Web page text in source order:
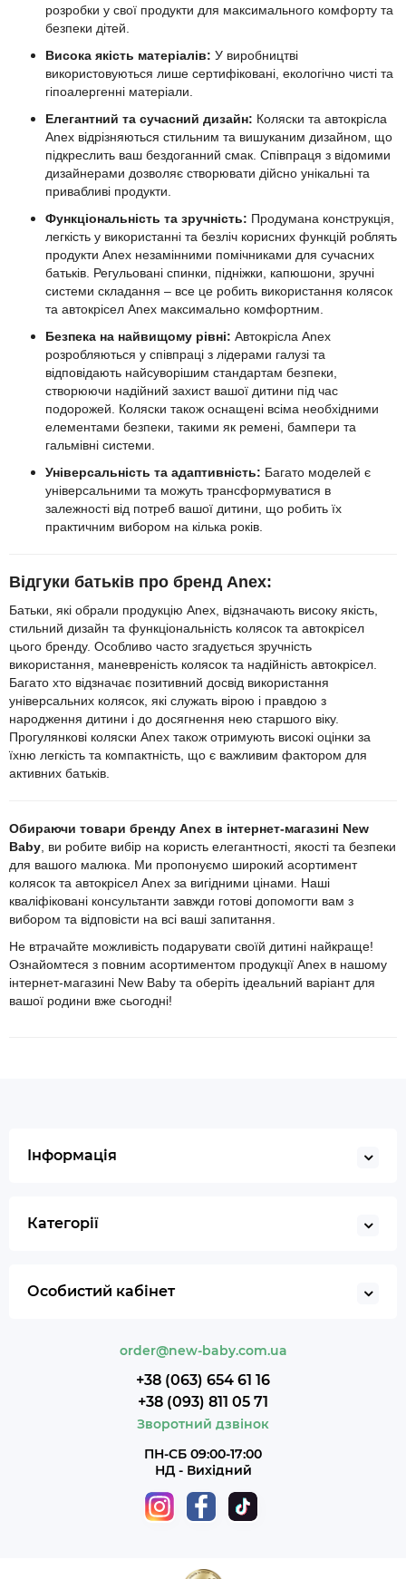
розробки у свої продукти для максимального комфорту та
безпеки дітей.
Висока якість матеріалів: У виробництві
використовуються лише сертифіковані, екологічно чисті та
гіпоалергенні матеріали.
Елегантний та сучасний дизайн: Коляски та автокрісла
Anex відрізняються стильним та вишуканим дизайном, що
підкреслить ваш бездоганний смак. Співпраця з відомими
дизайнерами дозволяє створювати дійсно унікальні та
привабливі продукти.
Функціональність та зручність: Продумана конструкція,
легкість у використанні та безліч корисних функцій роблять
продукти Anex незамінними помічниками для сучасних
батьків. Регульовані спинки, підніжки, капюшони, зручні
системи складання – все це робить використання колясок
та автокрісел Anex максимально комфортним.
Безпека на найвищому рівні: Автокрісла Anex
розробляються у співпраці з лідерами галузі та
відповідають найсуворішим стандартам безпеки,
створюючи надійний захист вашої дитини під час
подорожей. Коляски також оснащені всіма необхідними
елементами безпеки, такими як ремені, бампери та
гальмівні системи.
Універсальність та адаптивність: Багато моделей є
універсальними та можуть трансформуватися в
залежності від потреб вашої дитини, що робить їх
практичним вибором на кілька років.
Відгуки батьків про бренд Anex:
Батьки, які обрали продукцію Anex, відзначають високу якість,
стильний дизайн та функціональність колясок та автокрісел
цього бренду. Особливо часто згадується зручність
використання, маневреність колясок та надійність автокрісел.
Багато хто відзначає позитивний досвід використання
універсальних колясок, які служать вірою і правдою з
народження дитини і до досягнення нею старшого віку.
Прогулянкові коляски Anex також отримують високі оцінки за
їхню легкість та компактність, що є важливим фактором для
активних батьків.
Обираючи товари бренду Anex в інтернет-магазині New
Baby , ви робите вибір на користь елегантності, якості та безпеки
для вашого малюка. Ми пропонуємо широкий асортимент
колясок та автокрісел Anex за вигідними цінами. Наші
кваліфіковані консультанти завжди готові допомогти вам з
вибором та відповісти на всі ваші запитання.
Не втрачайте можливість подарувати своїй дитині найкраще!
Ознайомтеся з повним асортиментом продукції Anex в нашому
інтернет-магазині New Baby та оберіть ідеальний варіант для
вашої родини вже сьогодні!
Інформація
Категорії
Особистий кабінет
order@new-baby.com.ua
+38 (063) 654 61 16
+38 (093) 811 05 71
Зворотний дзвінок
ПН-СБ 09:00-17:00
НД - Вихідний